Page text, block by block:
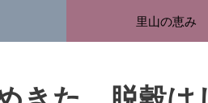
里山の恵み